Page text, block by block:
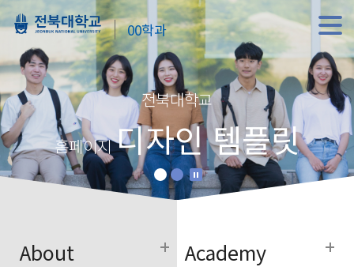
00학과
전북대학교
홈페이지디자인 템플릿
About Academy